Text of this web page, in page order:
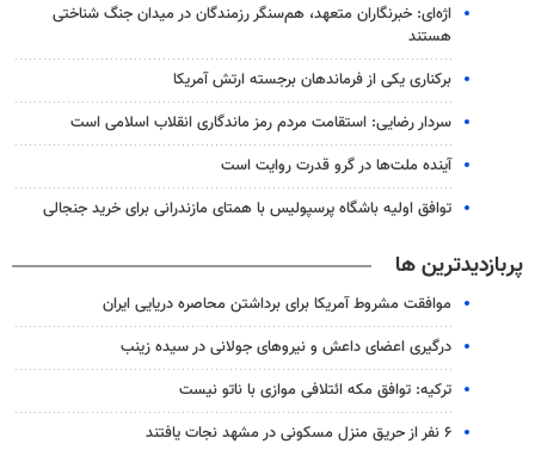
اژه‌ای: خبرنگاران متعهد، هم‌سنگر رزمندگان در میدان جنگ شناختی
هستند
برکناری یکی از فرماندهان برجسته ارتش آمریکا
سردار رضایی: استقامت مردم رمز ماندگاری انقلاب اسلامی است
آینده ملت‌ها در گرو قدرت روایت است
توافق اولیه باشگاه پرسپولیس با همتای مازندرانی برای خرید جنجالی
پربازدیدترین ها
موافقت مشروط آمریکا برای برداشتن محاصره دریایی ایران
درگیری اعضای داعش و نیروهای جولانی در سیده زینب
ترکیه: توافق مکه ائتلافی موازی با ناتو نیست
۶ نفر از حریق منزل مسکونی در مشهد نجات یافتند